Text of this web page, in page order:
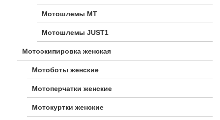
Мотошлемы MT
Мотошлемы JUST1
Мотоэкипировка женская
Мотоботы женские
Мотоперчатки женские
Мотокуртки женские